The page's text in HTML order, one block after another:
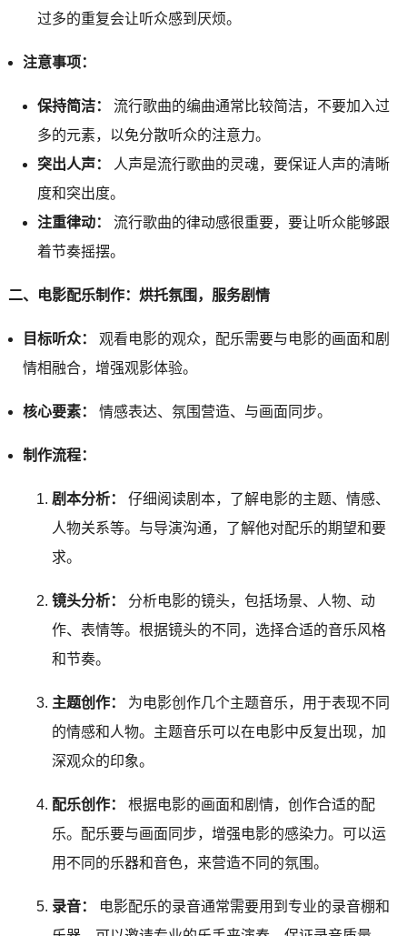
过多的重复会让听众感到厌烦。
注意事项：
保持简洁：
流行歌曲的编曲通常比较简洁，不要加入过
多的元素，以免分散听众的注意力。
突出人声：
人声是流行歌曲的灵魂，要保证人声的清晰
度和突出度。
注重律动：
流行歌曲的律动感很重要，要让听众能够跟
着节奏摇摆。
二、电影配乐制作：烘托氛围，服务剧情
目标听众：
观看电影的观众，配乐需要与电影的画面和剧
情相融合，增强观影体验。
核心要素： 情感表达、氛围营造、与画面同步。
制作流程：
剧本分析：
仔细阅读剧本，了解电影的主题、情感、
人物关系等。与导演沟通，了解他对配乐的期望和要
求。
镜头分析：
分析电影的镜头，包括场景、人物、动
作、表情等。根据镜头的不同，选择合适的音乐风格
和节奏。
主题创作：
为电影创作几个主题音乐，用于表现不同
的情感和人物。主题音乐可以在电影中反复出现，加
深观众的印象。
配乐创作：
根据电影的画面和剧情，创作合适的配
乐。配乐要与画面同步，增强电影的感染力。可以运
用不同的乐器和音色，来营造不同的氛围。
录音：
电影配乐的录音通常需要用到专业的录音棚和